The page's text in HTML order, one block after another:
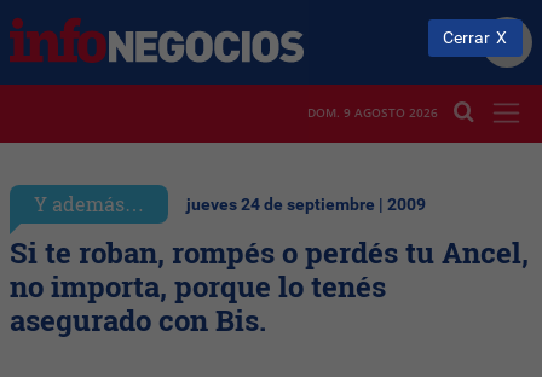
DOM. 9 AGOSTO 2026
Y además… jueves 24 de septiembre | 2009
Si te roban, rompés o perdés tu Ancel,
no importa, porque lo tenés
asegurado con Bis.
Cerrar